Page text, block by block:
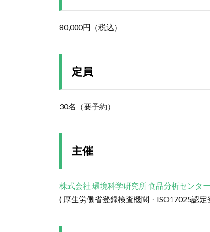
80,000円（税込）
定員
30名（要予約）
主催
株式会社 環境科学研究所 食品分析センター
( 厚生労働省登録検査機関・ISO17025認